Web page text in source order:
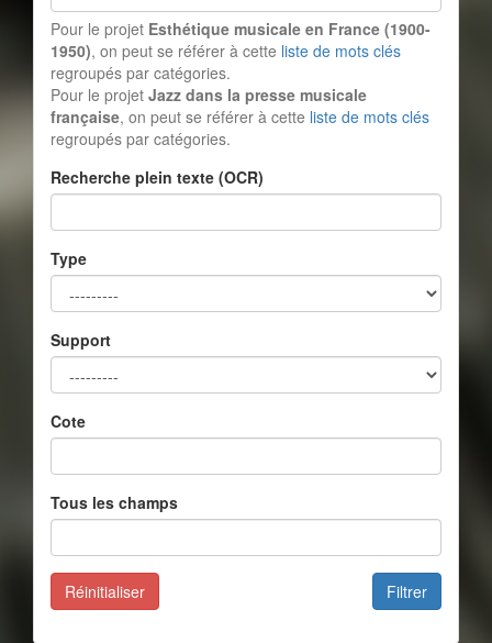
Pour le projet Esthétique musicale en France (1900-
1950), on peut se référer à cette liste de mots clés
regroupés par catégories.
Pour le projet Jazz dans la presse musicale
française, on peut se référer à cette liste de mots clés
regroupés par catégories.
Recherche plein texte (OCR)
Type
Support
Cote
Tous les champs
Filtrer
Réinitialiser